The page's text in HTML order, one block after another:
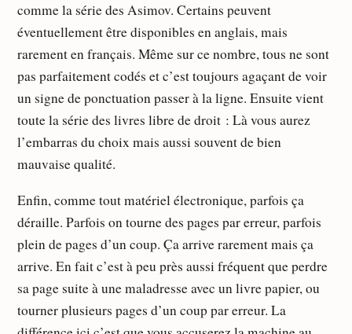
comme la série des Asimov. Certains peuvent
éventuellement être disponibles en anglais, mais
rarement en français. Même sur ce nombre, tous ne sont
pas parfaitement codés et c’est toujours agaçant de voir
un signe de ponctuation passer à la ligne. Ensuite vient
toute la série des livres libre de droit : Là vous aurez
l’embarras du choix mais aussi souvent de bien
mauvaise qualité.
Enfin, comme tout matériel électronique, parfois ça
déraille. Parfois on tourne des pages par erreur, parfois
plein de pages d’un coup. Ça arrive rarement mais ça
arrive. En fait c’est à peu près aussi fréquent que perdre
sa page suite à une maladresse avec un livre papier, ou
tourner plusieurs pages d’un coup par erreur. La